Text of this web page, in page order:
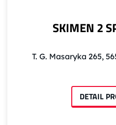
SKIMEN 2
T. G. Masaryka 265,
DETAIL